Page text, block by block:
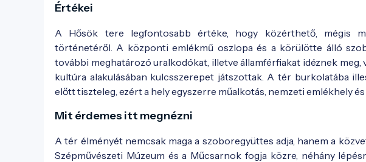
Értékei
A Hősök tere legfontosabb értéke, hogy közérthető, mégis
történetéről. A központi emlékmű oszlopa és a körülötte álló
további meghatározó uralkodókat, illetve államférfiakat idéznek meg,
kultúra alakulásában kulcsszerepet játszottak. A tér burkolatába
előtt tiszteleg, ezért a hely egyszerre műalkotás, nemzeti emlékhely
A tér s 20. század első felében - Fotó:régi képeslap
Mit érdemes itt megnézni
A tér élményét nemcsak maga a szoboregyüttes adja, hanem a
Szépművészeti Múzeum és a Műcsarnok fogja közre, néhány